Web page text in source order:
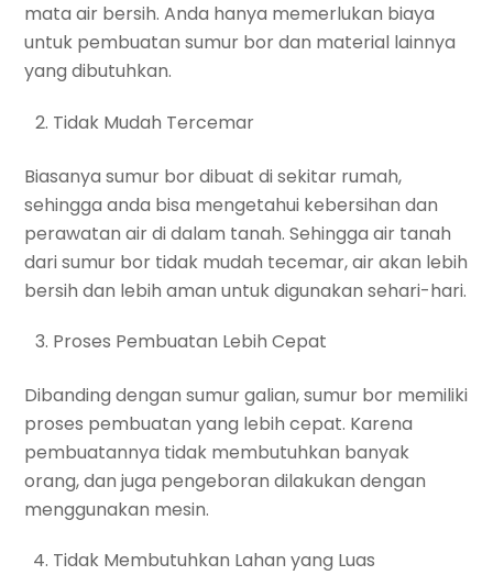
mata air bersih. Anda hanya memerlukan biaya
untuk pembuatan sumur bor dan material lainnya
yang dibutuhkan.
Tidak Mudah Tercemar
Biasanya sumur bor dibuat di sekitar rumah,
sehingga anda bisa mengetahui kebersihan dan
perawatan air di dalam tanah. Sehingga air tanah
dari sumur bor tidak mudah tecemar, air akan lebih
bersih dan lebih aman untuk digunakan sehari-hari.
Proses Pembuatan Lebih Cepat
Dibanding dengan sumur galian, sumur bor memiliki
proses pembuatan yang lebih cepat. Karena
pembuatannya tidak membutuhkan banyak
orang, dan juga pengeboran dilakukan dengan
menggunakan mesin.
Tidak Membutuhkan Lahan yang Luas